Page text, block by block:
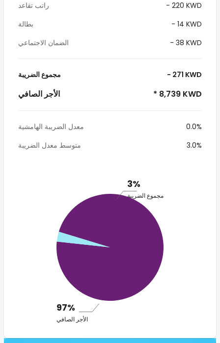
راتب تقاعد
- 220 KWD
بطالة
- 14 KWD
الضمان الاجتماعي
- 38 KWD
مجموع الضريبة - 271 KWD
الأجر الصافي * 8,739 KWD
معدل الضريبة الهامشية
0.0%
متوسط معدل الضريبة
3.0%
3%
مجموع الضريبة
97%
الأجر الصافي